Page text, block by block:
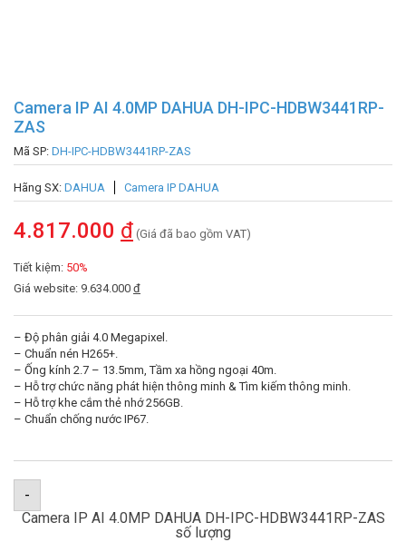
Camera IP AI 4.0MP DAHUA DH-IPC-HDBW3441RP-
ZAS
Mã SP: DH-IPC-HDBW3441RP-ZAS
Hãng SX: DAHUA Camera IP DAHUA
4.817.000 đ (Giá đã bao gồm VAT)
Tiết kiệm: 50%
Giá website: 9.634.000 đ
– Độ phân giải 4.0 Megapixel.
– Chuẩn nén H265+.
– Ống kính 2.7 – 13.5mm, Tầm xa hồng ngoại 40m.
– Hỗ trợ chức năng phát hiện thông minh & Tìm kiếm thông minh.
– Hỗ trợ khe cắm thẻ nhớ 256GB.
– Chuẩn chống nước IP67.
-
Camera IP AI 4.0MP DAHUA DH-IPC-HDBW3441RP-ZAS
số lượng